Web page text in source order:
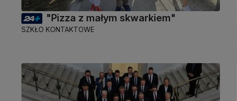
"Pizza z małym skwarkiem"
SZKŁO KONTAKTOWE